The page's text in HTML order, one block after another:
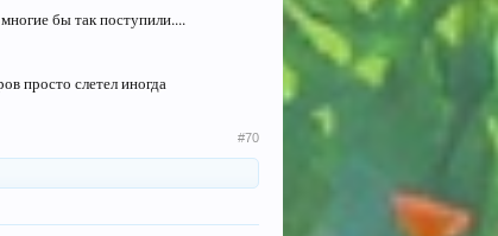
бы так поступили....
просто слетел иногда
#70